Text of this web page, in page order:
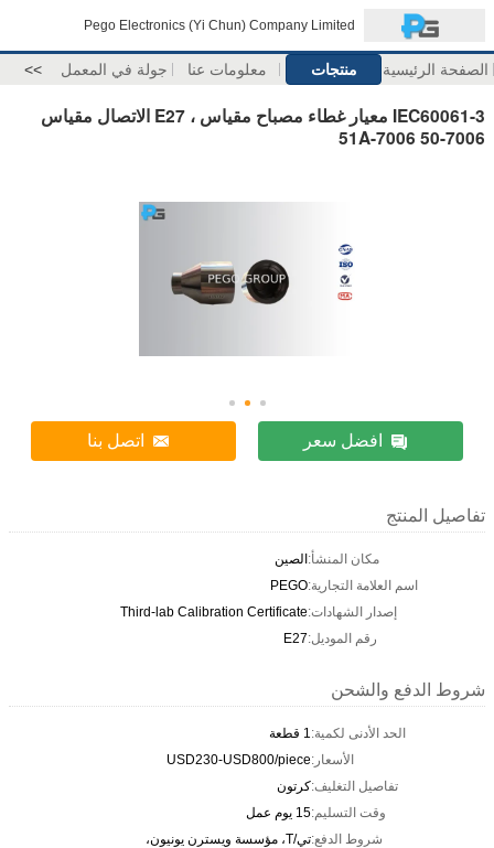
Pego Electronics (Yi Chun) Company Limited
الصفحة الرئيسية منتجات معلومات عنا جولة في المعمل >>
IEC60061-3 معيار غطاء مصباح مقياس ، E27 الاتصال مقياس
7006-50 7006-51A
افضل سعر اتصل بنا
تفاصيل المنتج
مكان المنشأ:الصين
اسم العلامة التجارية:PEGO
إصدار الشهادات:Third-lab Calibration Certificate
رقم الموديل:E27
شروط الدفع والشحن
الحد الأدنى لكمية:1 قطعة
الأسعار:USD230-USD800/piece
تفاصيل التغليف:كرتون
وقت التسليم:15 يوم عمل
شروط الدفع:تي/T، مؤسسة ويسترن يونيون،